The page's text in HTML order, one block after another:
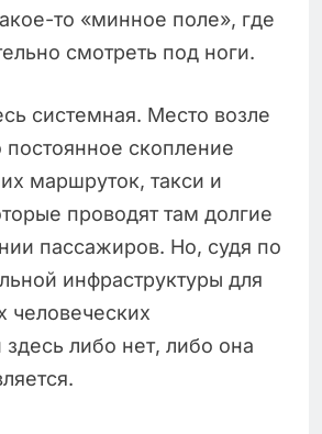
то «минное поле», где
смотреть под ноги.
системная. Место возле
постоянное скопление
маршруток, такси и
проводят там долгие
пассажиров. Но, судя по
инфраструктуры для
человеческих
здесь либо нет, либо она